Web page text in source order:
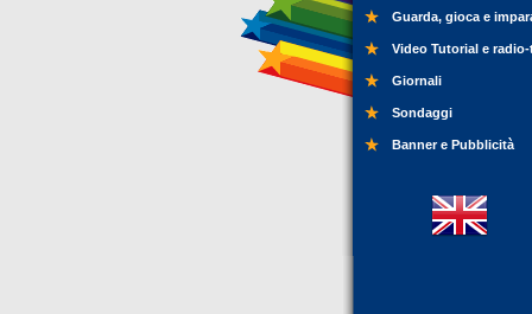
Guarda, gioca e
Video Tutorial e
Giornali
Sondaggi
Banner e Pubblicità